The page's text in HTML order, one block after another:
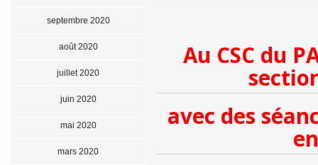
Au CSC du
avec des
septembre 2020
août 2020
juillet 2020
juin 2020
mai 2020
mars 2020